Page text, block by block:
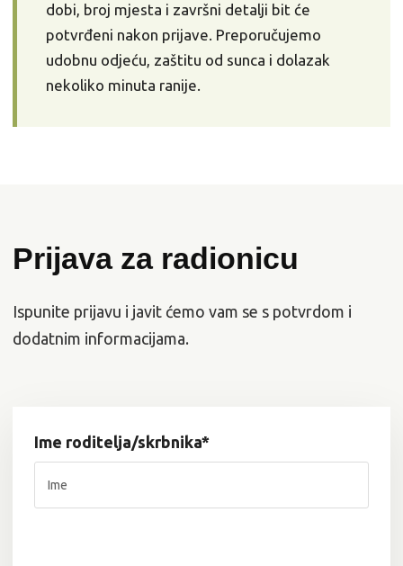
dobi, broj mjesta i završni detalji bit će
potvrđeni nakon prijave. Preporučujemo
udobnu odjeću, zaštitu od sunca i dolazak
nekoliko minuta ranije.
Prijava za radionicu
Ispunite prijavu i javit ćemo vam se s potvrdom i
dodatnim informacijama.
Ime roditelja/skrbnika*